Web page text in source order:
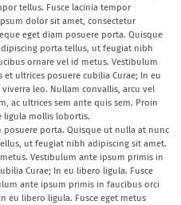
tellus. Fusce lacinia tempor
dolor sit amet, consectetur
eget diam posuere porta. Quisque
porta tellus, ut feugiat nibh
ornare vel id metus. Vestibulum
ultrices posuere cubilia Curae; In eu
leo. Nullam convallis, arcu vel
ac ultrices sem ante quis sem. Proin
ligula mollis lobortis.
porta. Quisque ut nulla at nunc
ut feugiat nibh adipiscing sit amet.
Vestibulum ante ipsum primis in
Curae; In eu libero ligula. Fusce
ante ipsum primis in faucibus orci
eu libero ligula. Fusce eget metus